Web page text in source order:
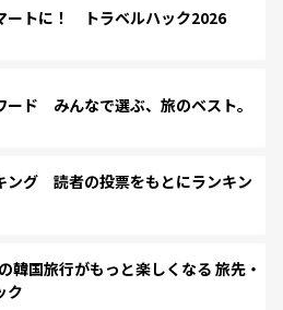
ートに！ トラベルハック2026
ード みんなで選ぶ、旅のベスト。
ング 読者の投票をもとにランキン
国旅行がもっと楽しくなる 旅先・
ク